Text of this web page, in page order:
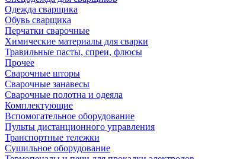
Одежда сварщика
Обувь сварщика
Перчатки сварочные
Химические материалы для сварки
Травильные пасты, спреи, флюсы
Прочее
Сварочные шторы
Сварочные занавесы
Сварочные полотна и одеяла
Комплектующие
Вспомогательное оборудование
Пульты дистанционного управления
Транспортные тележки
Сушильное оборудование